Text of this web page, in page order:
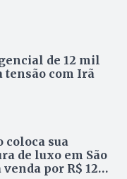
de 12 mil
tensão com Irã
coloca sua
de luxo em São
venda por R$ 120